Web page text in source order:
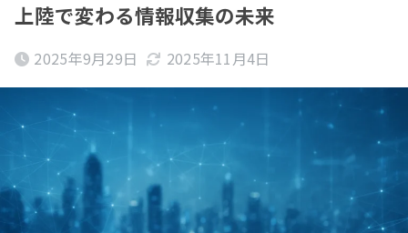
上陸で変わる情報収集の未来
2025年9月29日 2025年11月4日